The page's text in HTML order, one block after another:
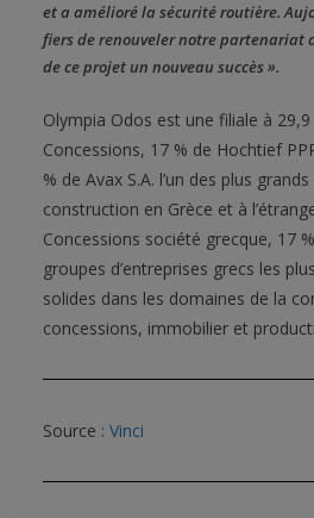
et a amélioré la sécurité routière.
fiers de renouveler notre partenariat
de ce projet un nouveau succès ».
Olympia Odos est une filiale à 29,9
Concessions, 17 % de Hochtief
% de Avax S.A. l’un des plus
construction en Grèce et à
Concessions société grecque, 17
groupes d’entreprises grecs les
solides dans les domaines de la
concessions, immobilier et
Source : Vinci